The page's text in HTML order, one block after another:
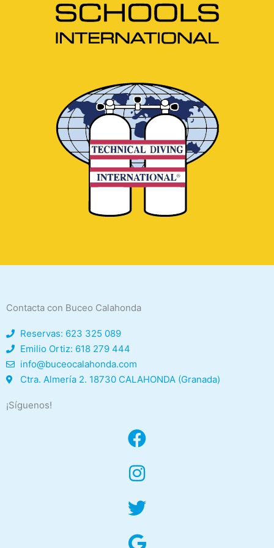
Contacta con Buceo Calahonda
Reservas: 623 325 089
Emilio Ortiz: 618 279 444
info@buceocalahonda.com
Ctra. Almería 2. 18730 CALAHONDA (Granada)
¡Síguenos!